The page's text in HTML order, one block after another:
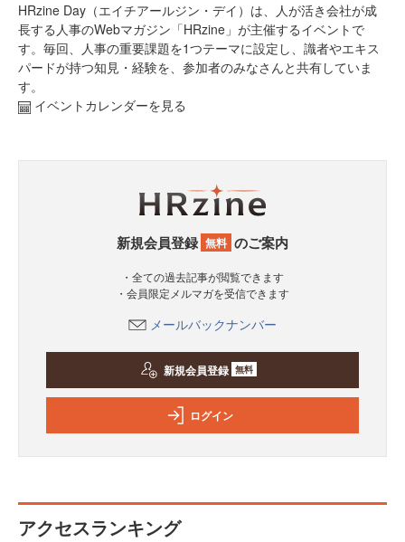
HRzine Day（エイチアールジン・デイ）は、人が活き会社が成
長する人事のWebマガジン「HRzine」が主催するイベントで
す。毎回、人事の重要課題を1つテーマに設定し、識者やエキス
パードが持つ知見・経験を、参加者のみなさんと共有していま
す。
イベントカレンダーを見る
新規会員登録 無料 のご案内
・全ての過去記事が閲覧できます
・会員限定メルマガを受信できます
メールバックナンバー
新規会員登録 無料
ログイン
アクセスランキング